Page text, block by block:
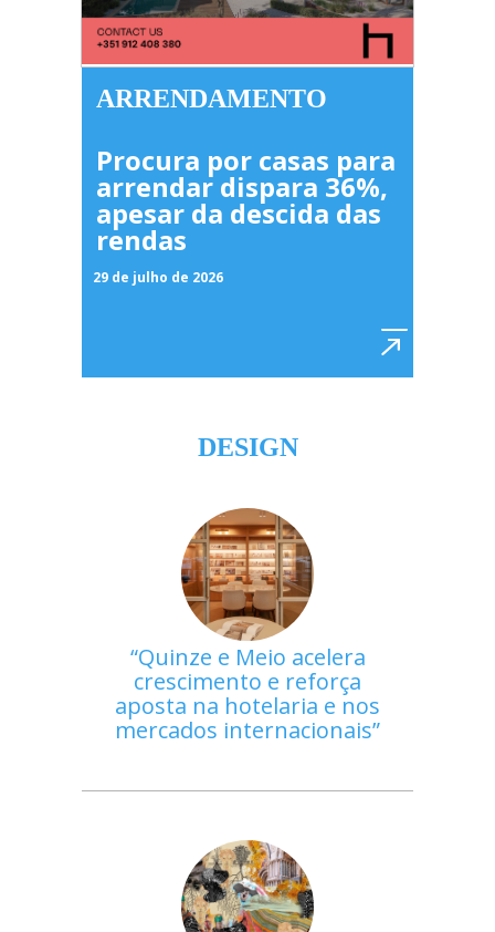
ARRENDAMENTO
Procura por casas para
arrendar dispara 36%,
apesar da descida das
rendas
29 de julho de 2026
DESIGN
Quinze e Meio acelera
crescimento e reforça
aposta na hotelaria e nos
mercados internacionais